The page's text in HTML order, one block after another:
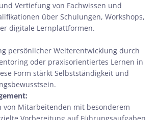
Vertiefung von Fachwissen und
über Schulungen, Workshops,
digitale Lernplattformen.
persönlicher Weiterentwicklung durch
oder praxisorientiertes Lernen in
Form stärkt Selbstständigkeit und
von Mitarbeitenden mit besonderem